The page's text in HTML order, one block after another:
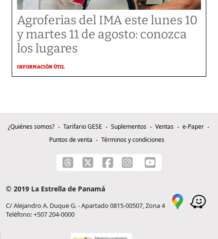
Agroferias del IMA este lunes 10
y martes 11 de agosto: conozca
los lugares
INFORMACIÓN ÚTIL
¿Quiénes somos? Tarifario GESE Suplementos Ventas
e-Paper
Puntos de venta
Términos y condiciones
© 2019 La Estrella de Panamá
C/ Alejandro A. Duque G. - Apartado 0815-00507, Zona 4
Teléfono: +507 204-0000